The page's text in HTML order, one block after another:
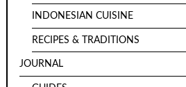
INDONESIAN CUISINE
RECIPES & TRADITIONS
JOURNAL